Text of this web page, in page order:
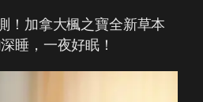
！加拿大楓之寶全新草本
睡，一夜好眠！